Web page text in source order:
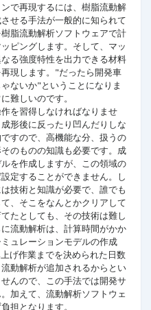
で再現するには、樹脂流動解
せる手法が一般的に知られて
脂流動解析ソフトウェアで計
ピングします。そして、マッ
る強度特性を出力できる材料
現します。"だったら開発車
ないか"ということになりま
難しいのです。
を習得しなければなりませ
形後に反ったり凹んだりしな
すので、高機能な分、扱うの
のものの知識も必要です。成
を作成しますが、この領域の
定することができません。し
技術と知識が必要で、誰でも
、そこをなんとかクリアして
たとしても、その技術は難し
流動解析は、計算時間がかか
ュレーションモデルの作成
げ作業までを決められた日数
動解析が追加されるからとい
んので、この手法では開発サ
加えて、流動解析ソフトウェ
担となります。